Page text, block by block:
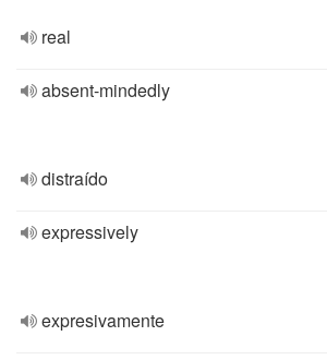
real
absent-mindedly
distraído
expressively
expresivamente